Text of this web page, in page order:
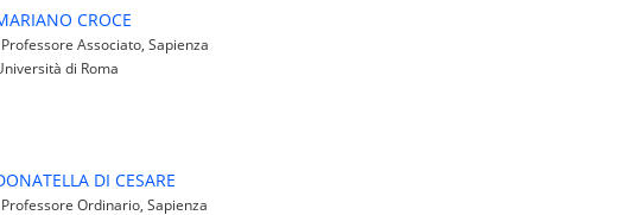
CROCE
Professore Associato, Sapienza
di Roma
DI CESARE
Professore Ordinario, Sapienza